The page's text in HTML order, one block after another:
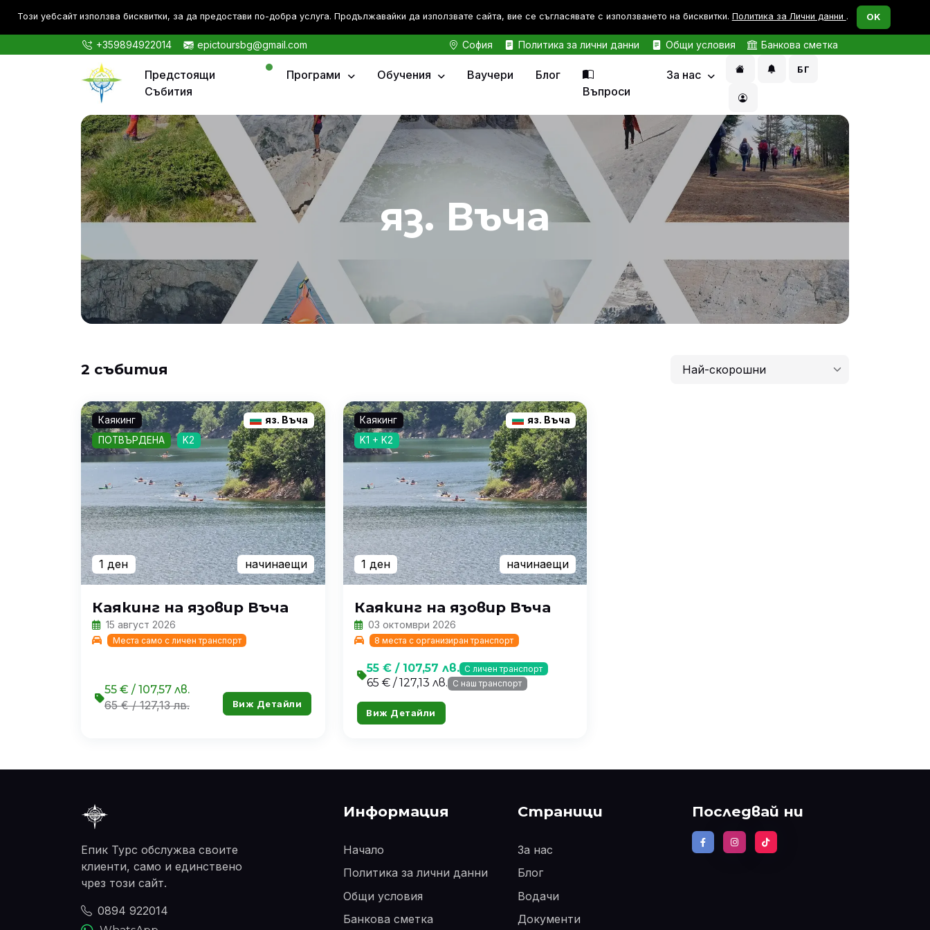
Този уебсайт използва бисквитки, за да предостави по-дoбра услуга. Продължавайки да използвате сайта, вие се съгласявате с използването на бисквитки. Политика за Лични данни . OK
+359894922014 epictoursbg@gmail.com София Политика за лични данни Общи условия Банкова сметка
Предстоящи
Събития
Програми Обучения Ваучери
Блог
Въпроси
За нас БГ
яз. Въча
2 събития Най-скорошни
Каякинг
яз. Въча
ПОТВЪРДЕНА
K2
1 ден начинаещи
Каякинг на язовир Въча
15 август 2026
Места само с личен транспорт
55 € / 107,57 лв.
65 € / 127,13 лв. Виж Детайли
Каякинг
яз. Въча
K1 + K2
1 ден начинаещи
Каякинг на язовир Въча
03 октомври 2026
8 места с организиран транспорт
55 € / 107,57 лв. С личен транспорт
65 € / 127,13 лв. С наш транспорт
Виж Детайли
Епик Турс обслужва своите
клиенти, само и единствено
чрез този сайт.
0894 922014
Информация
Начало
Политика за лични данни
Общи условия
Банкова сметка
Страници
За нас
Блог
Водачи
Документи
Последвай ни